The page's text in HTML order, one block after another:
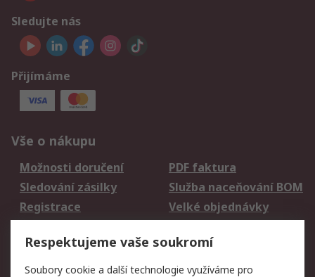
Sledujte nás
Přijímáme
Vše o nákupu
Možnosti doručení
PDF faktura
Sledování zásilky
Služba naceňování BOM
Registrace
Velké objednávky
Právní
Respektujeme vaše soukromí
Soubory cookie a další technologie využíváme pro